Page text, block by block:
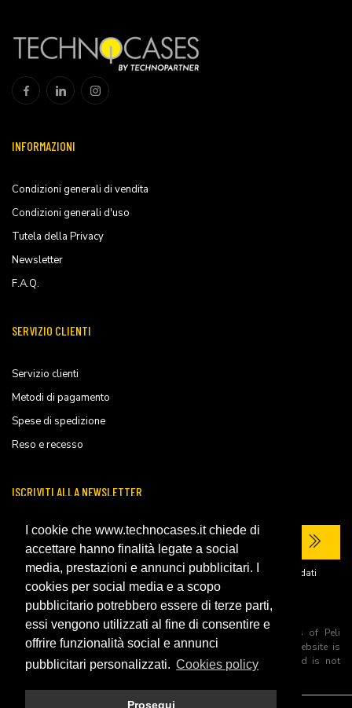
I cookie che www.technocases.it chiede di
accettare hanno finalità legate a social
media, prestazioni e annunci pubblicitari. I
cookies per social media e a scopo
pubblicitario potrebbero essere di terze parti,
essi vengono utilizzati al fine di consentire e
offrire funzionalità social e annunci
pubblicitari personalizzati. Cookies policy
Prosegui
INFORMAZIONI
Condizioni generali di vendita
Condizioni generali d'uso
Tutela della Privacy
Newsletter
F.A.Q.
SERVIZIO CLIENTI
Servizio clienti
Metodi di pagamento
Spese di spedizione
Reso e recesso
ISCRIVITI ALLA NEWSLETTER
Ho letto laprivacy policy del sito e acconsento al trattamento dei miei dati
personali per ricevere comunicazioni commerciali.
All trademarks are registered and/or unregistered trademarks of Peli
Products, S.L.U. its parents, subsiadiries and affiliates. This website is
independently owned and operated by Technopartner SRL and is not
owned by Peli Products, S.L.U